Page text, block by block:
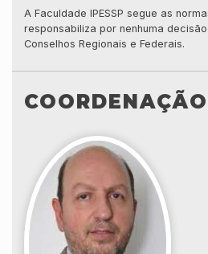
A Faculdade IPESSP segue as
responsabiliza por nenhuma
Conselhos Regionais e Federais.
COORDENAÇÃO